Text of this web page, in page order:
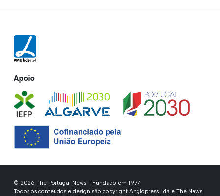
Apoio
© 2026 The Portugal News - Fundado em 1977
Todos os conteúdos e design são copyright Anglopress Lda e The News